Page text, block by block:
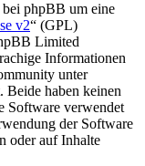
bei phpBB um eine
v2“ (GPL)
Limited
Informationen
unter
haben keinen
Software verwendet
der Software
oder auf Inhalte